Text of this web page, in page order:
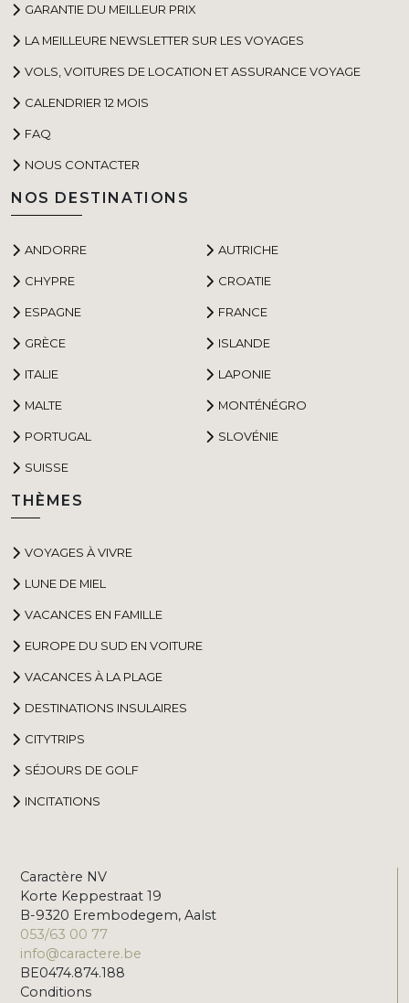
GARANTIE DU MEILLEUR PRIX
LA MEILLEURE NEWSLETTER SUR LES VOYAGES
VOLS, VOITURES DE LOCATION ET ASSURANCE VOYAGE
CALENDRIER 12 MOIS
FAQ
NOUS CONTACTER
NOS DESTINATIONS
ANDORRE AUTRICHE
CHYPRE CROATIE
ESPAGNE FRANCE
GRÈCE ISLANDE
ITALIE LAPONIE
MALTE MONTÉNÉGRO
PORTUGAL SLOVÉNIE
SUISSE
THÈMES
VOYAGES À VIVRE
LUNE DE MIEL
VACANCES EN FAMILLE
EUROPE DU SUD EN VOITURE
VACANCES À LA PLAGE
DESTINATIONS INSULAIRES
CITYTRIPS
SÉJOURS DE GOLF
INCITATIONS
Caractère NV
Korte Keppestraat 19
B-9320 Erembodegem, Aalst
053/63 00 77
info@caractere.be
BE0474.874.188
Conditions